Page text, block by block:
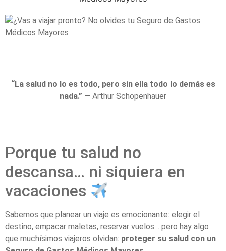
“La salud no lo es todo, pero sin ella todo lo demás es
nada.” — Arthur Schopenhauer
Porque tu salud no
descansa… ni siquiera en
vacaciones
Sabemos que planear un viaje es emocionante: elegir el
destino, empacar maletas, reservar vuelos… pero hay algo
que muchísimos viajeros olvidan: proteger su salud con un